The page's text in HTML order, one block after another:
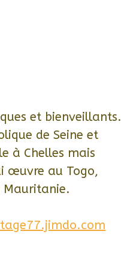
et bienveillants.
de Seine et
à Chelles mais
œuvre au Togo,
Mauritanie.